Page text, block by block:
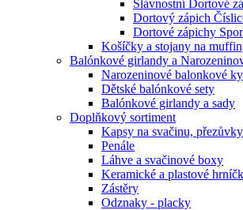
Slávnostní Dortové
Dortový zápich
Dortové zápichy
Košíčky a stojany na
Balónkové girlandy a
Narozeninové balonkové
Dětské balónkové sety
Balónkové girlandy a sady
Doplňkový sortiment
Kapsy na svačinu,
Penále
Láhve a svačinové boxy
Keramické a plastové
Zástěry
Odznaky - placky